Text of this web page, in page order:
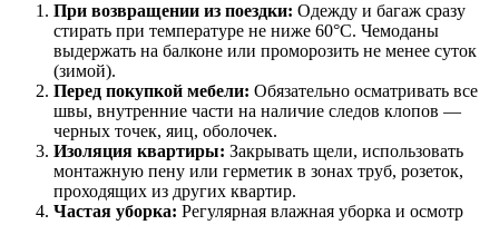
При возвращении из поездки: Одежду и багаж сразу
стирать при температуре не ниже 60°C. Чемоданы
выдержать на балконе или проморозить не менее суток
(зимой).
Перед покупкой мебели: Обязательно осматривать все
швы, внутренние части на наличие следов клопов —
черных точек, яиц, оболочек.
Изоляция квартиры: Закрывать щели, использовать
монтажную пену или герметик в зонах труб, розеток,
проходящих из других квартир.
Частая уборка: Регулярная влажная уборка и осмотр